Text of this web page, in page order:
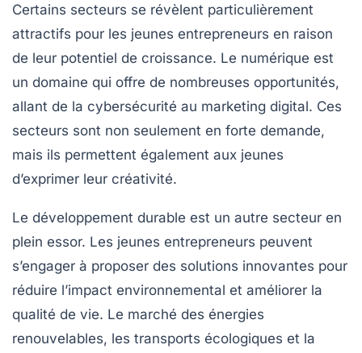
Certains secteurs se révèlent particulièrement
attractifs pour les jeunes entrepreneurs en raison
de leur potentiel de croissance. Le numérique est
un domaine qui offre de nombreuses opportunités,
allant de la cybersécurité au marketing digital. Ces
secteurs sont non seulement en forte demande,
mais ils permettent également aux jeunes
d’exprimer leur créativité.
Le développement durable est un autre secteur en
plein essor. Les jeunes entrepreneurs peuvent
s’engager à proposer des solutions innovantes pour
réduire l’impact environnemental et améliorer la
qualité de vie. Le marché des énergies
renouvelables, les transports écologiques et la